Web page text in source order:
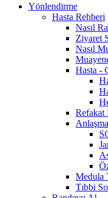
Yönlendirme
Hasta Rehberi
Nasıl
Ziyaret
Nasıl
Hasta -
Refakat
Medula
Tıbbi